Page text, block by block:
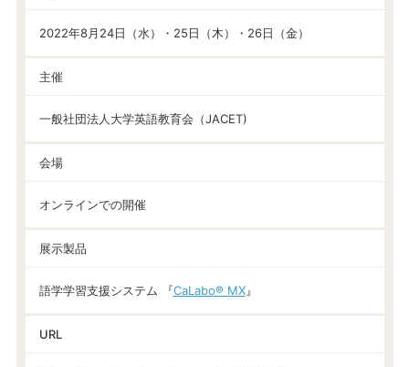
2022年8月24日（水）・25日（木）・26日（金）
主催
一般社団法人大学英語教育会（JACET)
会場
オンラインでの開催
展示製品
語学学習支援システム 『CaLabo® MX』
URL